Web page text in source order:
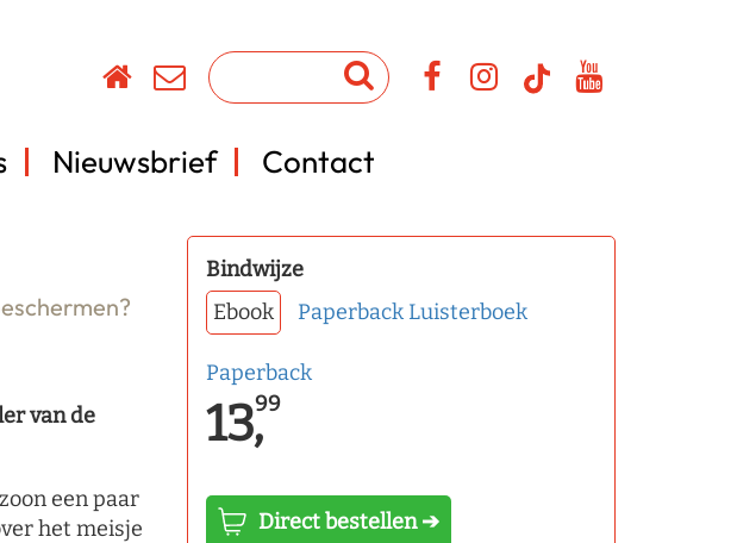
Nieuwsbrief Contact
van de
een paar
het meisje
Bindwijze
Ebook
Paperback Luisterboek
Paperback
13,99
Direct bestellen ➔